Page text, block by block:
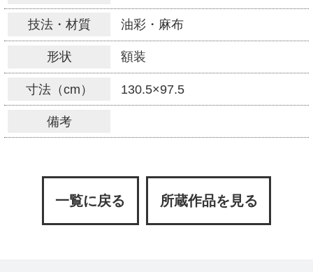
技法・材質 油彩・麻布
形状 額装
寸法（cm） 130.5×97.5
備考
一覧に戻る 所蔵作品を見る